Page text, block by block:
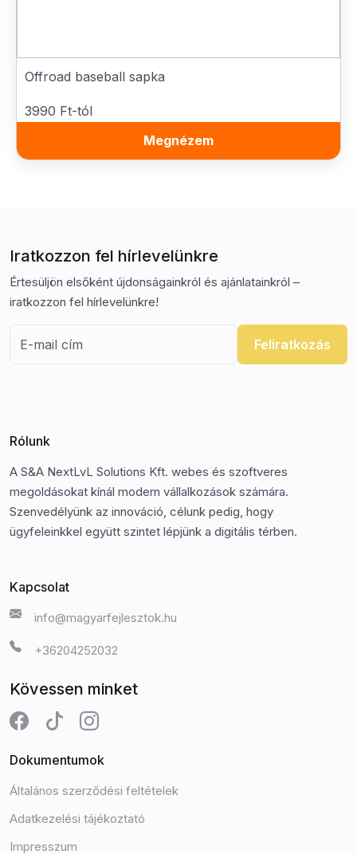
Offroad baseball sapka
3990 Ft-tól
Megnézem
Iratkozzon fel hírlevelünkre
Értesüljön elsőként újdonságainkról és ajánlatainkról –
iratkozzon fel hírlevelünkre!
Feliratkozás
Rólunk
A S&A NextLvL Solutions Kft. webes és szoftveres
megoldásokat kínál modern vállalkozások számára.
Szenvedélyünk az innováció, célunk pedig, hogy
ügyfeleinkkel együtt szintet lépjünk a digitális térben.
Kapcsolat
info@magyarfejlesztok.hu
+36204252032
Kövessen minket
Dokumentumok
Általános szerződési feltételek
Adatkezelési tájékoztató
Impresszum